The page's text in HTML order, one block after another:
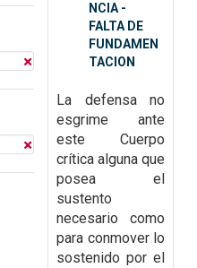
NCIA -
FALTA DE
FUNDAMEN
TACION
La defensa no
esgrime ante
este Cuerpo
crítica alguna que
posea el
sustento
necesario como
para conmover lo
sostenido por el